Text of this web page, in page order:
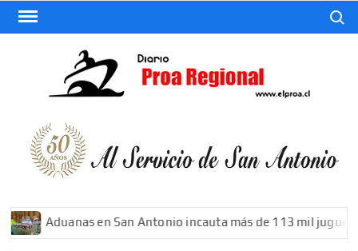
Saltar
Aduanas en San Antonio incauta más de 113 mil